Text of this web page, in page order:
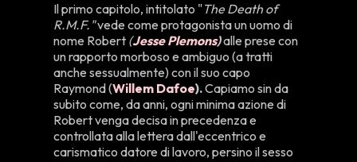
Il primo capitolo, intitolato "The Death of
R.M.F."vede come protagonista un uomo di
nome Robert (Jesse Plemons)alle prese con
un rapporto morboso e ambiguo (a tratti
anche sessualmente) con il suo capo
Raymond (Willem Dafoe).Capiamo sin da
subito come, da anni, ogni minima azione di
Robert venga decisa in precedenza e
controllata alla lettera dall'eccentrico e
carismatico datore di lavoro, persino il sesso